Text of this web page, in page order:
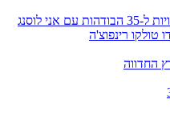
לוסנג
רינפוצ'ה
החדווה